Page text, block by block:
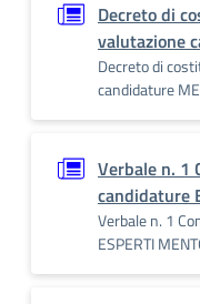
Decreto di
valutazione
Decreto di
candidature
Verbale n. 1
candidature
Verbale n. 1
ESPERTI